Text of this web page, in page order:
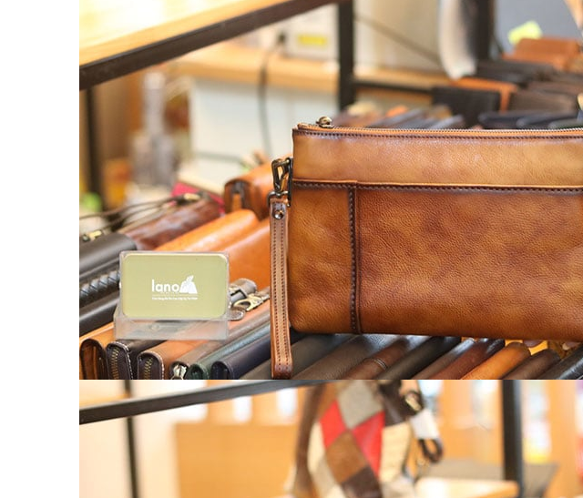
Túi da nam
Túi đeo chéo nam
Túi Bao Tử Nam Da Thật
Túi đeo chéo mini
Túi đựng iPad mini
Túi đựng iPad Air – iPad Pro
Túi Da Cầm Tay Nam
Túi đeo hông, thắt lưng
Túi da đeo ngực, đeo bụng
Túi đựng macbook
Balo Da Nam
Balo đựng Laptop 13-14″ inch
Balo đựng Laptop 15-16″ inch
Balo mini da thật
Cặp da
Cặp
Túi da nam
Túi đeo
Túi Bao
Túi đeo
Túi đựng
Túi đựng
Túi Da
Túi đeo
Túi da
Túi đựng
Balo Da Nam
Balo
Balo